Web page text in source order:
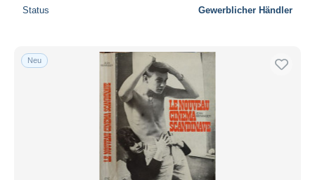
Status Gewerblicher Händler
Neu